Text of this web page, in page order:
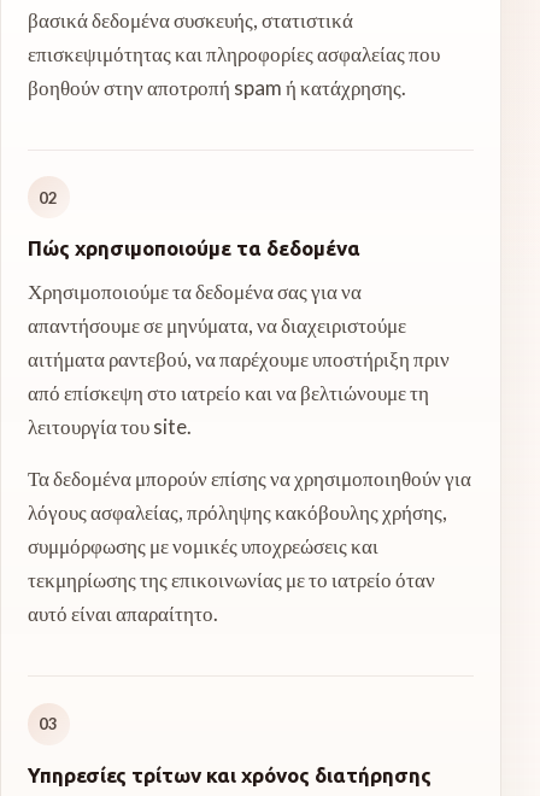
βασικά δεδομένα συσκευής, στατιστικά
επισκεψιμότητας και πληροφορίες ασφαλείας που
βοηθούν στην αποτροπή spam ή κατάχρησης.
02
Πώς χρησιμοποιούμε τα δεδομένα
Χρησιμοποιούμε τα δεδομένα σας για να
απαντήσουμε σε μηνύματα, να διαχειριστούμε
αιτήματα ραντεβού, να παρέχουμε υποστήριξη πριν
από επίσκεψη στο ιατρείο και να βελτιώνουμε τη
λειτουργία του site.
Τα δεδομένα μπορούν επίσης να χρησιμοποιηθούν για
λόγους ασφαλείας, πρόληψης κακόβουλης χρήσης,
συμμόρφωσης με νομικές υποχρεώσεις και
τεκμηρίωσης της επικοινωνίας με το ιατρείο όταν
αυτό είναι απαραίτητο.
03
Υπηρεσίες τρίτων και χρόνος διατήρησης